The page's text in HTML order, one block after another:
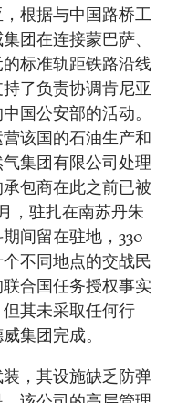
根据与中国路桥工
团在连接蒙巴萨、
标准轨距铁路沿线
了负责协调肯尼亚
国公安部的活动。
该国的石油生产和
集团有限公司处理
包商在此之前已被
，驻扎在南苏丹朱
间留在驻地，330
不同地点的交战民
合国任务授权事实
其未采取任何行
集团完成。
，其设施缺乏防弹